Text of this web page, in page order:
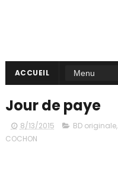
ACCUEIL
Jour de paye
8/13/2015 BD originale,
COCHON